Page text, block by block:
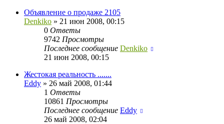
Объявление о продаже 2105
Denkiko » 21 июн 2008, 00:15
0 Ответы
9742 Просмотры
Последнее сообщение Denkiko
21 июн 2008, 00:15
Жестокая реальность .......
Eddy » 26 май 2008, 01:44
1 Ответы
10861 Просмотры
Последнее сообщение Eddy
26 май 2008, 02:04